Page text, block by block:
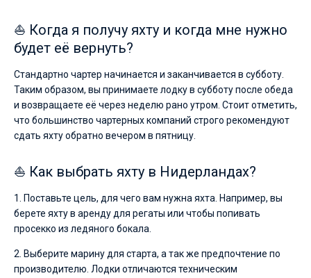
⛵ Когда я получу яхту и когда мне нужно
будет её вернуть?
Стандартно чартер начинается и заканчивается в субботу.
Таким образом, вы принимаете лодку в субботу после обеда
и возвращаете её через неделю рано утром. Стоит отметить,
что большинство чартерных компаний строго рекомендуют
сдать яхту обратно вечером в пятницу.
⛵ Как выбрать яхту в Нидерландах?
1. Поставьте цель, для чего вам нужна яхта. Например, вы
берете яхту в аренду для регаты или чтобы попивать
просекко из ледяного бокала.
2. Выберите марину для старта, а так же предпочтение по
производителю. Лодки отличаются техническим